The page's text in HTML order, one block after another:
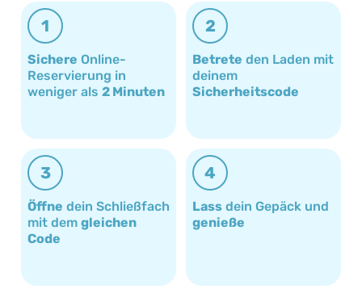
1
Sichere Online-
Reservierung in
weniger als 2 Minuten
2
Betrete den Laden mit
deinem
Sicherheitscode
3
Öffne dein Schließfach
mit dem gleichen
Code
4
Lass dein Gepäck und
genieße